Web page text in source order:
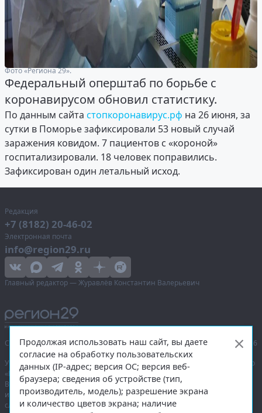
Фото «Региона 29».
Федеральный оперштаб по борьбе с
коронавирусом обновил статистику.
По данным сайта стопкоронавирус.рф на 26 июня, за
сутки в Поморье зафиксировали 53 новый случай
заражения ковидом. 7 пациентов с «короной»
госпитализировали. 18 человек поправились.
Зафиксирован один летальный исход.
Редакция
+7 (8182) 20-46-02
Электронная почта
info@region29.ru
Главный редактор — Журавлёв Константин Валерьевич
Сетевое издание «Информационное агентство Регион 29»,
© 2016–2026
Учредитель — общество с ограниченной ответственностью «Агентство
«Правда Севера».
Выписка из реестра зарегистрированных средств массовой
информации:ЭЛ № ФС 77-74226от 09.11.2018 выдано Федеральной
службой по надзору в сфере связи, информационных технологий
Продолжая использовать наш сайт, вы даете
согласие на обработку пользовательских
данных (IP-адрес; версия ОС; версия веб-
браузера; сведения об устройстве (тип,
производитель, модель); разрешение экрана
и количество цветов экрана; наличие